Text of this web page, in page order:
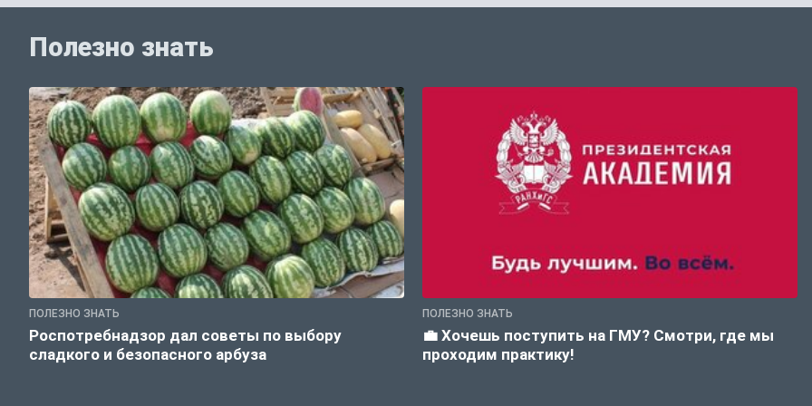
Полезно знать
ПОЛЕЗНО ЗНАТЬ
Роспотребнадзор дал советы по выбору
сладкого и безопасного арбуза
ПОЛЕЗНО ЗНАТЬ
💼 Хочешь поступить на ГМУ? Смотри, где мы
проходим практику!